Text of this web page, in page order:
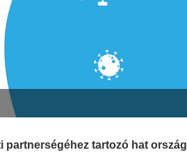
partnerségéhez tartozó hat ország